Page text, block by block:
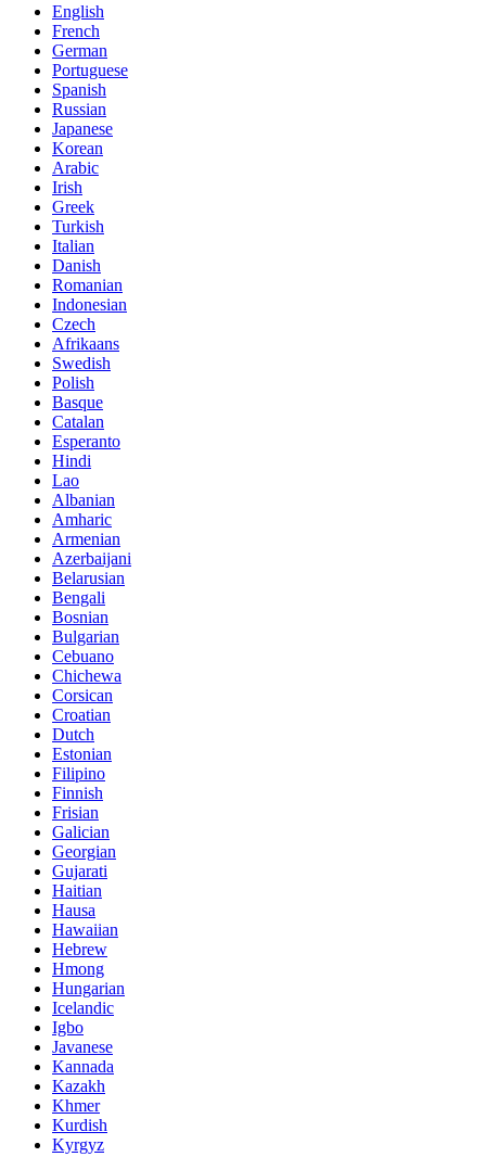
English
French
German
Portuguese
Spanish
Russian
Japanese
Korean
Arabic
Irish
Greek
Turkish
Italian
Danish
Romanian
Indonesian
Czech
Afrikaans
Swedish
Polish
Basque
Catalan
Esperanto
Hindi
Lao
Albanian
Amharic
Armenian
Azerbaijani
Belarusian
Bengali
Bosnian
Bulgarian
Cebuano
Chichewa
Corsican
Croatian
Dutch
Estonian
Filipino
Finnish
Frisian
Galician
Georgian
Gujarati
Haitian
Hausa
Hawaiian
Hebrew
Hmong
Hungarian
Icelandic
Igbo
Javanese
Kannada
Kazakh
Khmer
Kurdish
Kyrgyz